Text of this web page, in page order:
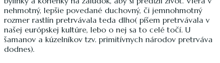
nehmotný, lepšie povedané duchovný, či jemnohmotný
rozmer rastlín pretrvávala teda dlho( píšem pretrvávala v
našej európskej kultúre, lebo o nej sa to celé točí. U
šamanov a kúzelníkov tzv. primitívnych národov pretrváva
dodnes).